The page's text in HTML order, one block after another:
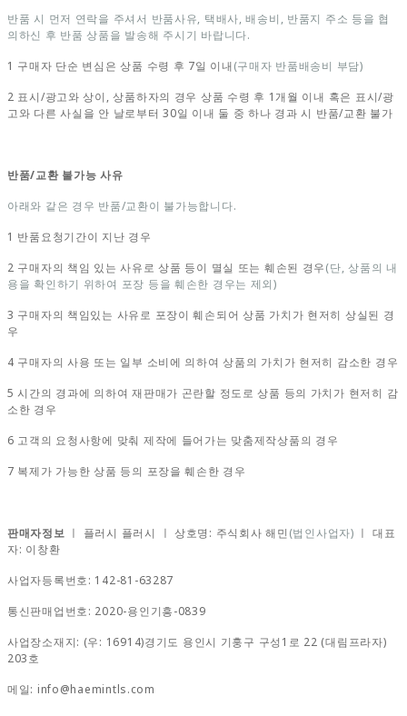
반품 시 먼저 연락을 주셔서 반품사유, 택배사, 배송비, 반품지 주소 등을 협
의하신 후 반품 상품을 발송해 주시기 바랍니다.
1 구매자 단순 변심은 상품 수령 후 7일 이내(구매자 반품배송비 부담)
2 표시/광고와 상이, 상품하자의 경우 상품 수령 후 1개월 이내 혹은 표시/광
고와 다른 사실을 안 날로부터 30일 이내 둘 중 하나 경과 시 반품/교환 불가
반품/교환 불가능 사유
아래와 같은 경우 반품/교환이 불가능합니다.
1 반품요청기간이 지난 경우
2 구매자의 책임 있는 사유로 상품 등이 멸실 또는 훼손된 경우(단, 상품의 내
용을 확인하기 위하여 포장 등을 훼손한 경우는 제외)
3 구매자의 책임있는 사유로 포장이 훼손되어 상품 가치가 현저히 상실된 경
우
4 구매자의 사용 또는 일부 소비에 의하여 상품의 가치가 현저히 감소한 경우
5 시간의 경과에 의하여 재판매가 곤란할 정도로 상품 등의 가치가 현저히 감
소한 경우
6 고객의 요청사항에 맞춰 제작에 들어가는 맞춤제작상품의 경우
7 복제가 가능한 상품 등의 포장을 훼손한 경우
판매자정보 ㅣ 플러시 플러시 ㅣ 상호명: 주식회사 해민 (법인사업자) ㅣ 대표
자: 이창환
사업자등록번호: 142-81-63287
통신판매업번호: 2020-용인기흥-0839
사업장소재지: (우: 16914)경기도 용인시 기훙구 구성1로 22 (대림프라자)
203호
메일: info@haemintls.com